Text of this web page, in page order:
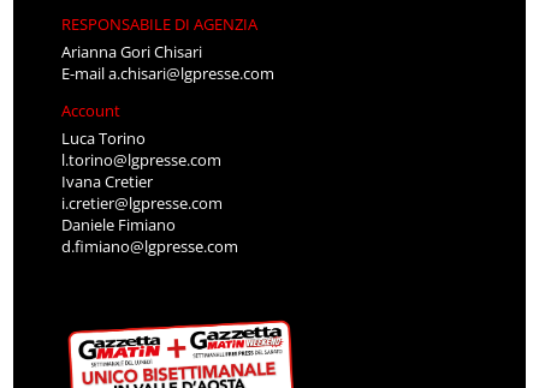
RESPONSABILE DI AGENZIA
Arianna Gori Chisari
E-maila.chisari@lgpresse.com
Account
Luca Torino
l.torino@lgpresse.com
Ivana Cretier
i.cretier@lgpresse.com
Daniele Fimiano
d.fimiano@lgpresse.com